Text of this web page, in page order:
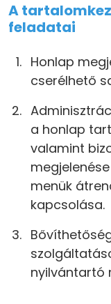
A
feladatai
Honlap
cserélhető
a honlap
valamint
menük
kapcsolása.
nyilvántartó